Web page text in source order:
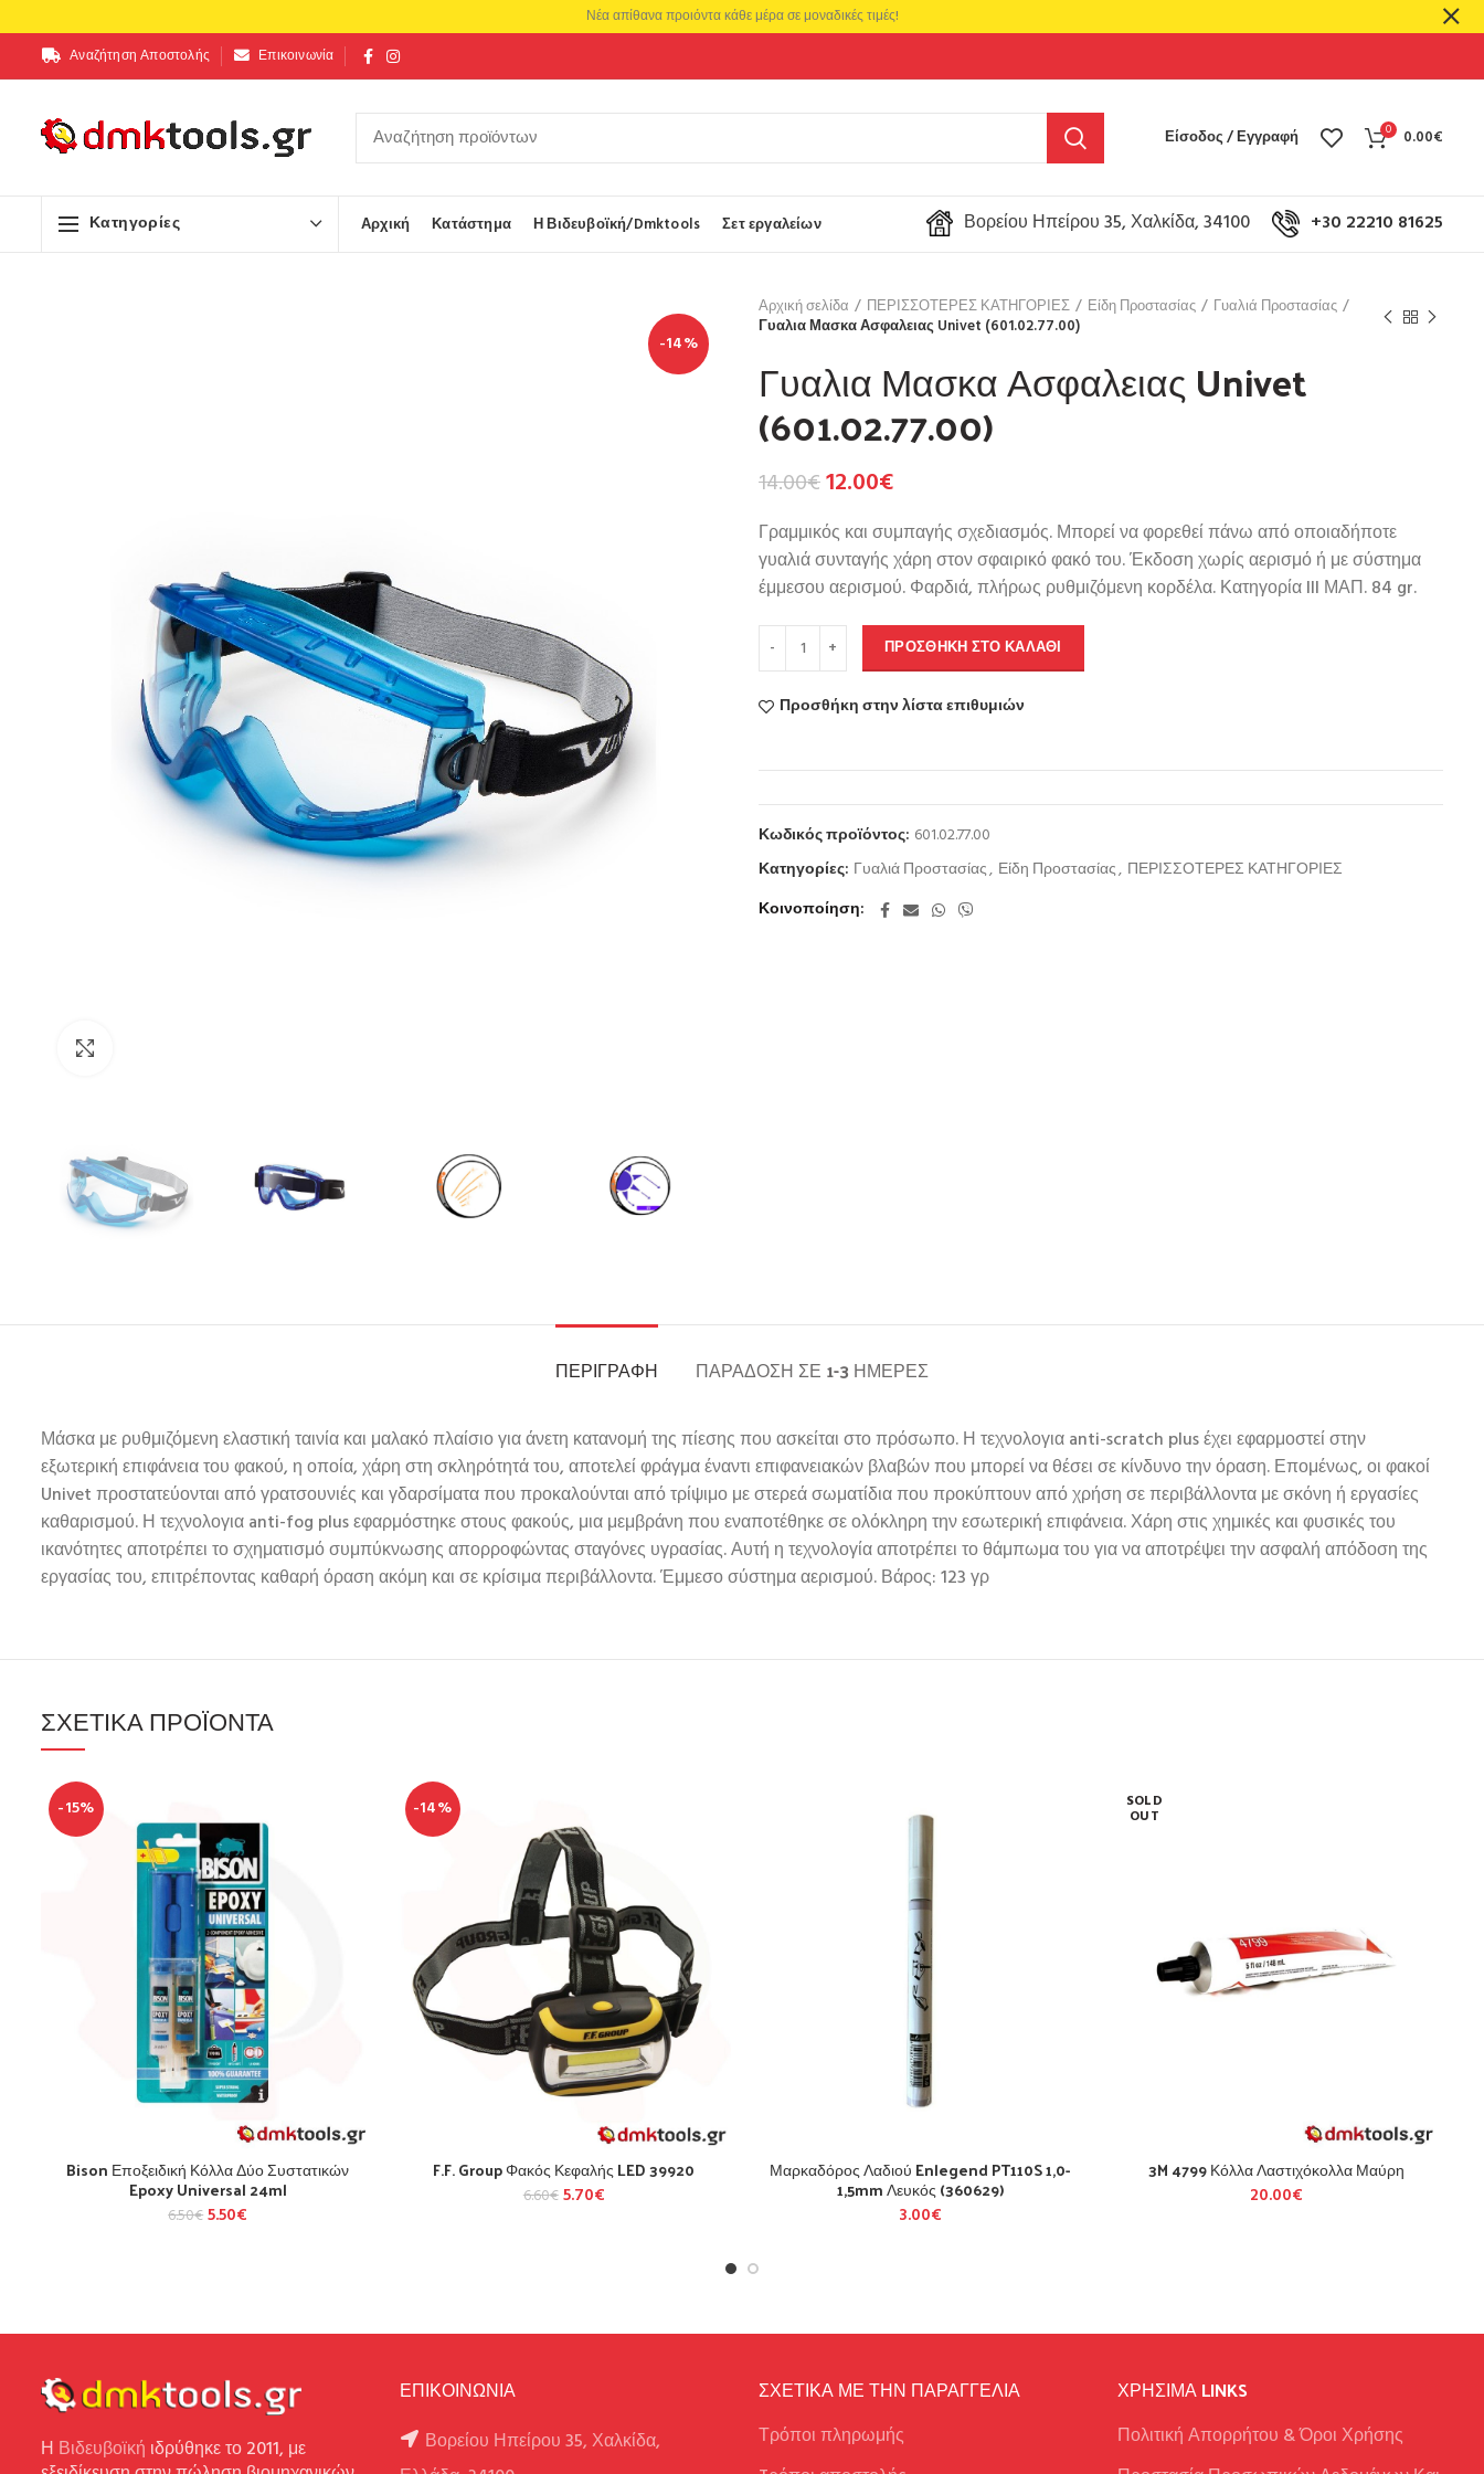
Αναζήτηση Αποστολής Επικοινωνία
Είσοδος / Εγγραφή 0 0.00€
Κατηγορίες Αρχική Κατάστημα Η Βιδευβοϊκή/Dmktools Σετ εργαλείων Βορείου Ηπείρου 35, Χαλκίδα, 34100 +30 22210 81625
-14%
Αρχική σελίδα ΠΕΡΙΣΣΟΤΕΡΕΣ ΚΑΤΗΓΟΡΙΕΣ Είδη Προστασίας
Γυαλιά Προστασίας
Γυαλια Μασκα Ασφαλειας Univet (601.02.77.00)
Γυαλια Μασκα Ασφαλειας Univet
(601.02.77.00)
14.00€12.00€
Γραμμικός και συμπαγής σχεδιασμός. Μπορεί να φορεθεί πάνω από οποιαδήποτε
γυαλιά συνταγής χάρη στον σφαιρικό φακό του. Έκδοση χωρίς αερισμό ή με σύστημα
έμμεσου αερισμού. Φαρδιά, πλήρως ρυθμιζόμενη κορδέλα. Κατηγορία III ΜΑΠ. 84 gr.
ΠΡΟΣΘΉΚΗ ΣΤΟ ΚΑΛΆΘΙ
Προσθήκη στην λίστα επιθυμιών
Κωδικός προϊόντος: 601.02.77.00
Κατηγορίες: Γυαλιά Προστασίας, Είδη Προστασίας, ΠΕΡΙΣΣΟΤΕΡΕΣ ΚΑΤΗΓΟΡΙΕΣ
Κοινοποίηση
ΠΕΡΙΓΡΑΦΉ ΠΑΡΆΔΟΣΗ ΣΕ 1-3 ΗΜΈΡΕΣ
Μάσκα με ρυθμιζόμενη ελαστική ταινία και μαλακό πλαίσιο για άνετη κατανομή της πίεσης που ασκείται στο πρόσωπο. Η τεχνολογια anti-scratch plus έχει εφαρμοστεί στην
εξωτερική επιφάνεια του φακού, η οποία, χάρη στη σκληρότητά του, αποτελεί φράγμα έναντι επιφανειακών βλαβών που μπορεί να θέσει σε κίνδυνο την όραση. Επομένως, οι φακοί
Univet προστατεύονται από γρατσουνιές και γδαρσίματα που προκαλούνται από τρίψιμο με στερεά σωματίδια που προκύπτουν από χρήση σε περιβάλλοντα με σκόνη ή εργασίες
καθαρισμού. Η τεχνολογια anti-fog plus εφαρμόστηκε στους φακούς, μια μεμβράνη που εναποτέθηκε σε ολόκληρη την εσωτερική επιφάνεια. Χάρη στις χημικές και φυσικές του
ικανότητες αποτρέπει το σχηματισμό συμπύκνωσης απορροφώντας σταγόνες υγρασίας. Αυτή η τεχνολογία αποτρέπει το θάμπωμα του για να αποτρέψει την ασφαλή απόδοση της
εργασίας του, επιτρέποντας καθαρή όραση ακόμη και σε κρίσιμα περιβάλλοντα. Έμμεσο σύστημα αερισμού. Βάρος: 123 γρ
ΣΧΕΤΙΚΆ ΠΡΟΪΌΝΤΑ
-15%
Bison Εποξειδική Κόλλα Δύο Συστατικών
Epoxy Universal 24ml
6.50€ 5.50€
-14%
F.F. Group Φακός Κεφαλής LED 39920
6.60€ 5.70€
Μαρκαδόρος Λαδιού Enlegend PT110S 1,0-
1,5mm Λευκός (360629)
3.00€
SOLD
OUT
3M 4799 Κόλλα Λαστιχόκολλα Μαύρη
20.00€
Η Βιδευβοϊκή ιδρύθηκε το 2011, με
ΕΠΙΚΟΙΝΩΝΙΑ
Βορείου Ηπείρου 35, Χαλκίδα,
ΣΧΕΤΙΚΑ ΜΕ ΤΗΝ ΠΑΡΑΓΓΕΛΙΑ
Τρόποι πληρωμής
ΧΡΉΣΙΜΑ LINKS
Πολιτική Απορρήτου & Όροι Χρήσης
Νέα απίθανα προιόντα κάθε μέρα σε μοναδικές τιμές!